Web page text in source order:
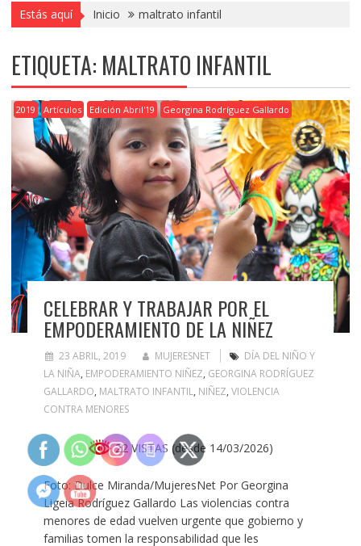
Estás aquí Inicio maltrato infantil
ETIQUETA: MALTRATO INFANTIL
2019 Artículos Edición Abril'19 Georgina Rodríguez Gallardo
CELEBRAR Y TRABAJAR POR EL
EMPODERAMIENTO DE LA NIÑEZ
23 ABRIL, 2019 MUJERESNET
DÍA DEL NIÑO Y
LA NIÑA, EMPODERAMIENTO NIÑEZ, GEORGINA RODRÍGUEZ
GALLARDO, MALTRATO INFANTIL, NIÑEZ, VIOLENCIA
CONTRA MENORES
22 VISTAS (desde 14/03/2026)
Foto: Dulce Miranda/MujeresNet Por Georgina
Ligeia Rodríguez Gallardo Las violencias contra
menores de edad vuelven urgente que gobierno y
familias tomen la responsabilidad que les